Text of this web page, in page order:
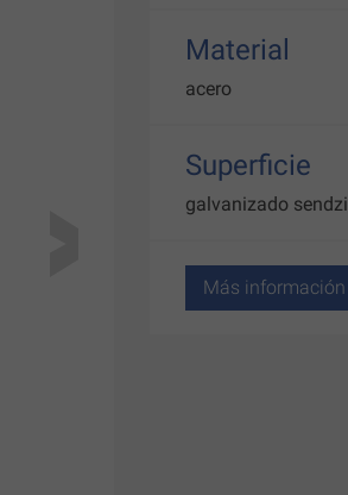
Material
acero
Superficie
galvanizado
Más información